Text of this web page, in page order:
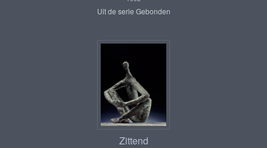
Uit de serie Gebonden
Zittend